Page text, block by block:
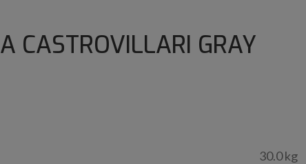
CASTROVILLARI GRAY
30.0 kg